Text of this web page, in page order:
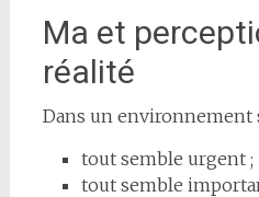
Ma et
réalité
Dans un environnement
tout semble urgent ;
tout semble